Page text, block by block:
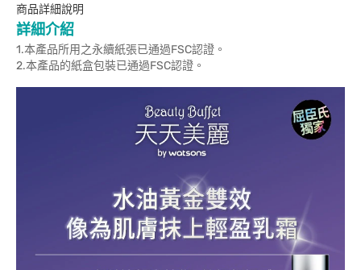
商品詳細說明
詳細介紹
1.本產品所用之永續紙張已通過FSC認證。
2.本產品的紙盒包裝已通過FSC認證。